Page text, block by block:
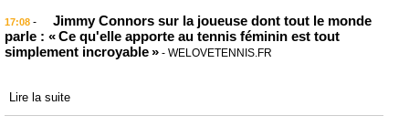
17:08 -
Jimmy Connors sur la joueuse dont tout le monde
parle : « Ce qu'elle apporte au tennis féminin est tout
simplement incroyable » - WELOVETENNIS.FR
Lire la suite